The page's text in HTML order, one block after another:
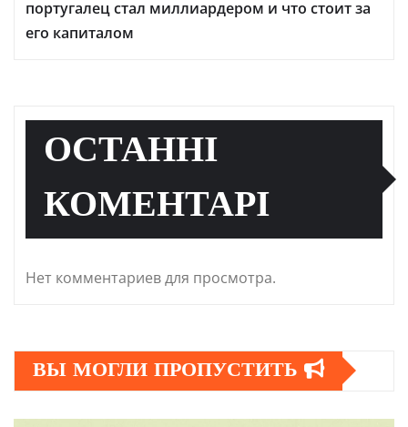
португалец стал миллиардером и что стоит за
его капиталом
ОСТАННІ
КОМЕНТАРІ
Нет комментариев для просмотра.
ВЫ МОГЛИ ПРОПУСТИТЬ